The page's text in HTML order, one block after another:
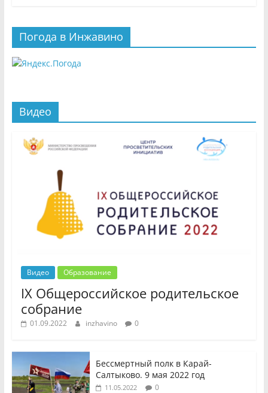
Погода в Инжавино
Видео
Видео Образование
IX Общероссийское родительское
собрание
01.09.2022 inzhavino 0
Бессмертный полк в Карай-
Салтыково. 9 мая 2022 год
11.05.2022 0